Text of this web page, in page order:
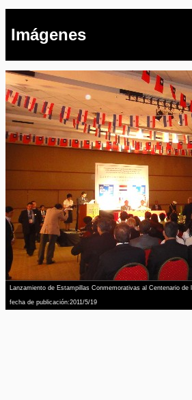
Imágenes
Lanzamiento de Estampillas Conmemorativas al Centenario de
fecha de publicación:2011/5/19